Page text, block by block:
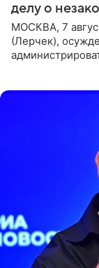
делу о
МОСКВА, 7
(Лерчек),